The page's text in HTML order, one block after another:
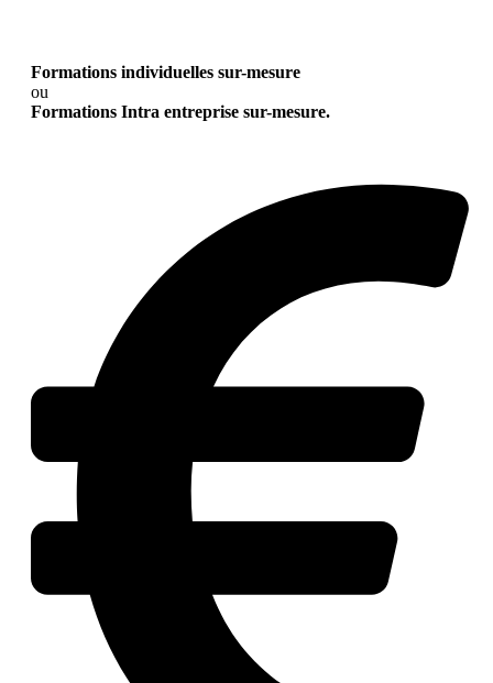
Formations individuelles sur-mesure
ou
Formations Intra entreprise sur-mesure.